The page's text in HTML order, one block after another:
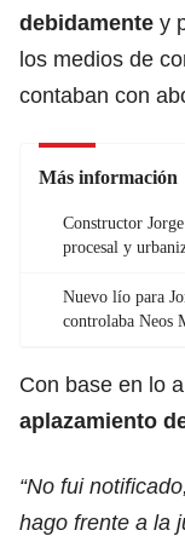
debidamente y
los medios de
contaban con
Más información
Constructor
procesal y
Nuevo lío para
controlaba Neos
Con base en lo
aplazamiento
“No fui
hago frente a la